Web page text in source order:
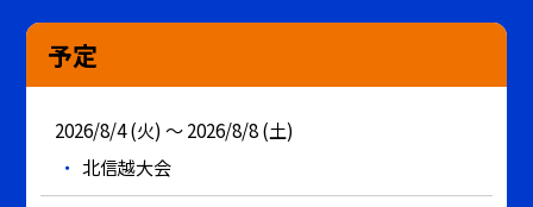
予定
2026/8/4 (火) ～ 2026/8/8 (土)
北信越大会